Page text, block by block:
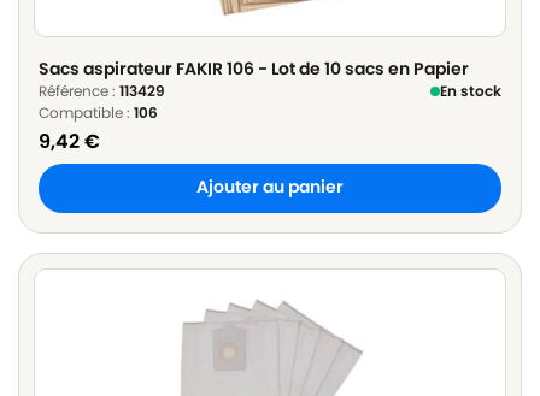
Sacs aspirateur FAKIR 106 - Lot de 10 sacs en Papier
Référence : 113429
En stock
Compatible : 106
9,42€
Ajouter au panier